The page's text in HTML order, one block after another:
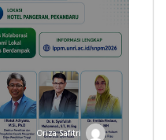
Oriza Safitri